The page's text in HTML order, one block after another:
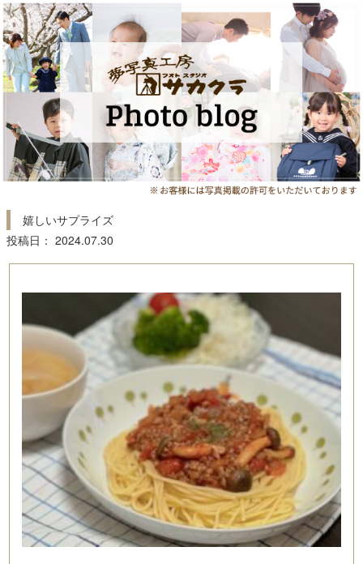
嬉しいサプライズ
投稿日： 2024.07.30